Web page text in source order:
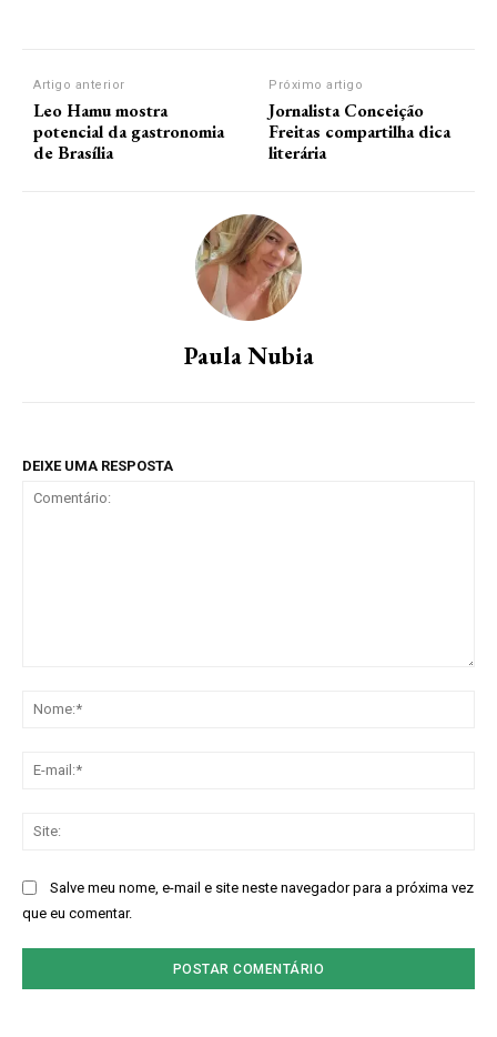
Artigo anterior
Leo Hamu mostra
potencial da gastronomia
de Brasília
Próximo artigo
Jornalista Conceição
Freitas compartilha dica
literária
Paula Nubia
DEIXE UMA RESPOSTA
Salve meu nome, e-mail e site neste navegador para a próxima vez
que eu comentar.